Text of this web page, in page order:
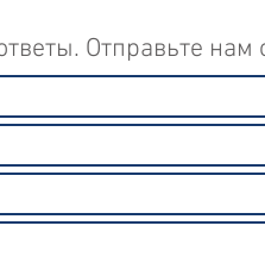
Отправьте нам